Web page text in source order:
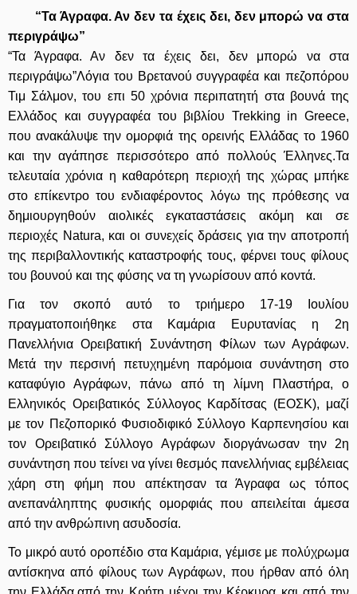
“Τα Άγραφα. Αν δεν τα έχεις δει, δεν μπορώ να στα
περιγράψω”
“Τα Άγραφα. Αν δεν τα έχεις δει, δεν μπορώ να στα
περιγράψω”Λόγια του Βρετανού συγγραφέα και πεζοπόρου
Τιμ Σάλμον, του επι 50 χρόνια περιπατητή στα βουνά της
Ελλάδος και συγγραφέα του βιβλίου Trekking in Greece,
που ανακάλυψε την ομορφιά της ορεινής Ελλάδας το 1960
και την αγάπησε περισσότερο από πολλούς Έλληνες.Τα
τελευταία χρόνια η καθαρότερη περιοχή της χώρας μπήκε
στο επίκεντρο του ενδιαφέροντος λόγω της πρόθεσης να
δημιουργηθούν αιολικές εγκαταστάσεις ακόμη και σε
περιοχές Natura, και οι συνεχείς δράσεις για την αποτροπή
της περιβαλλοντικής καταστροφής τους, φέρνει τους φίλους
του βουνού και της φύσης να τη γνωρίσουν από κοντά.
Για τον σκοπό αυτό το τριήμερο 17-19 Ιουλίου
πραγματοποιήθηκε στα Καμάρια Ευρυτανίας η 2η
Πανελλήνια Ορειβατική Συνάντηση Φίλων των Αγράφων.
Μετά την περσινή πετυχημένη παρόμοια συνάντηση στο
καταφύγιο Αγράφων, πάνω από τη λίμνη Πλαστήρα, ο
Ελληνικός Ορειβατικός Σύλλογος Καρδίτσας (ΕΟΣΚ), μαζί
με τον Πεζοπορικό Φυσιοδιφικό Σύλλογο Καρπενησίου και
τον Ορειβατικό Σύλλογο Αγράφων διοργάνωσαν την 2η
συνάντηση που τείνει να γίνει θεσμός πανελλήνιας εμβέλειας
χάρη στη φήμη που απέκτησαν τα Άγραφα ως τόπος
ανεπανάληπτης φυσικής ομορφιάς που απειλείται άμεσα
από την ανθρώπινη ασυδοσία.
Το μικρό αυτό οροπέδιο στα Καμάρια, γέμισε με πολύχρωμα
αντίσκηνα από φίλους των Αγράφων, που ήρθαν από όλη